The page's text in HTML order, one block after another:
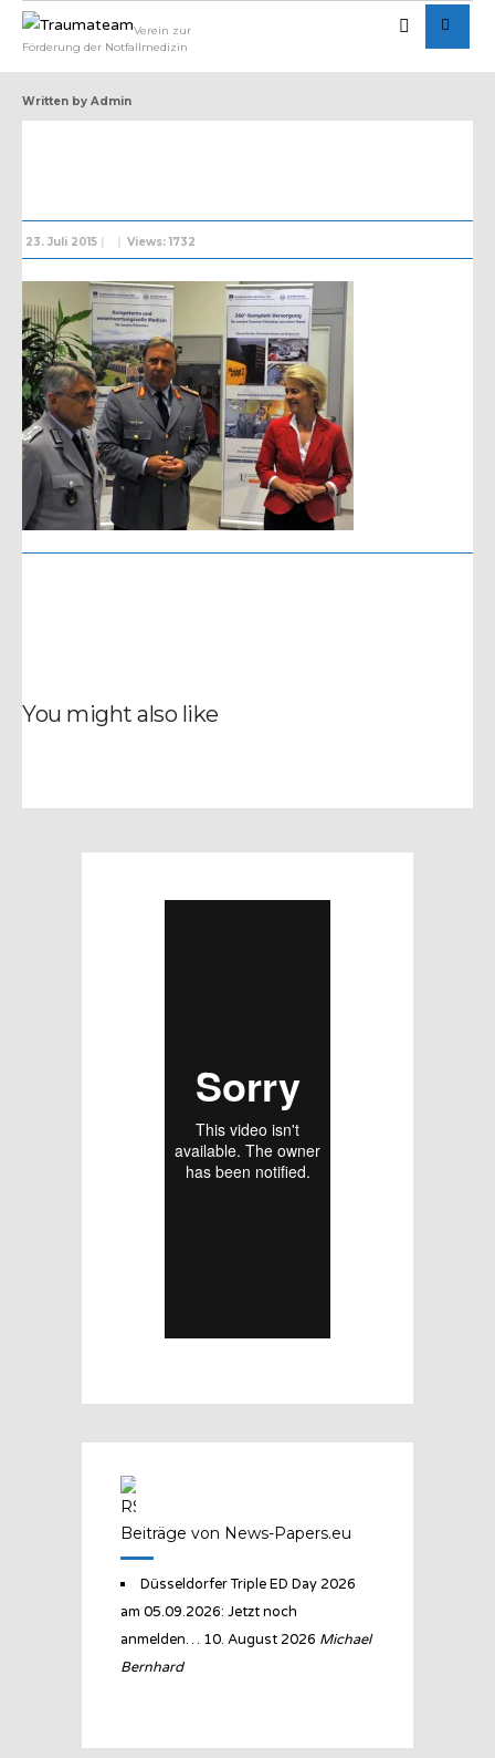
Verein zur
Förderung der Notfallmedizin
Written by Admin
23. Juli 2015 | | Views: 1732
You might also like
Beiträge von News-Papers.eu
Düsseldorfer Triple ED Day 2026
am 05.09.2026: Jetzt noch
anmelden… 10. August 2026 Michael
Bernhard